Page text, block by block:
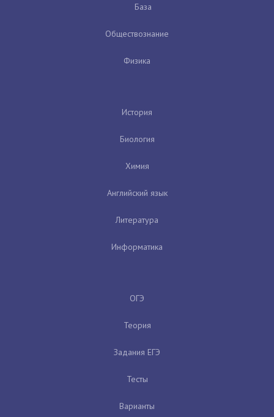
База
Обществознание
Физика
История
Биология
Химия
Английский язык
Литература
Информатика
ОГЭ
Теория
Задания ЕГЭ
Тесты
Варианты